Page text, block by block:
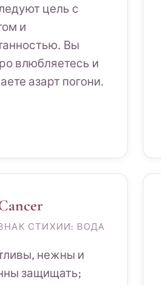
цель с
и
Вы
влюбляетесь и
азарт погони.
СТИХИИ: ВОДА
нежны и
защищать;